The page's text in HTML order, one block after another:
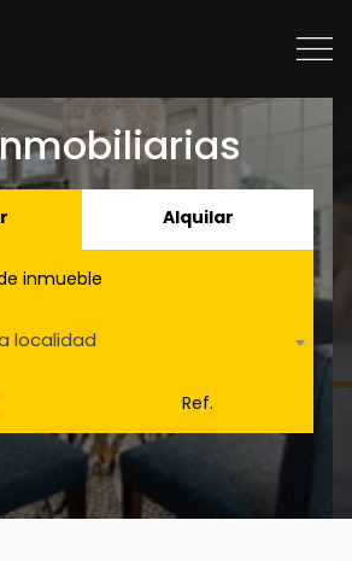
Alquilar
inmueble
localidad
Ref.